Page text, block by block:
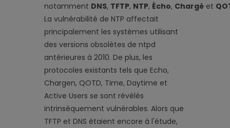
notamment DNS, TFTP, NTP, Écho, Chargé et
La vulnérabilité de NTP affectait
principalement les systèmes utilisant
des versions obsolètes de ntpd
antérieures à 2010. De plus, les
protocoles existants tels que Echo,
Chargen, QOTD, Time, Daytime et
Active Users se sont révélés
intrinsèquement vulnérables. Alors que
TFTP et DNS étaient encore à l'étude,